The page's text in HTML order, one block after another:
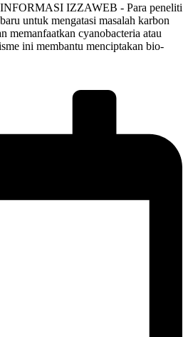
IZZAWEB - Para peneliti
untuk mengatasi masalah karbon
memanfaatkan cyanobacteria atau
ini membantu menciptakan bio-